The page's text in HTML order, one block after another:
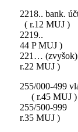
2218..
( r.12 MUJ )
2219..
44 P MUJ )
221…
r.22 MUJ )
255/000-
( r.45 MUJ )
255/
r.35 MUJ )